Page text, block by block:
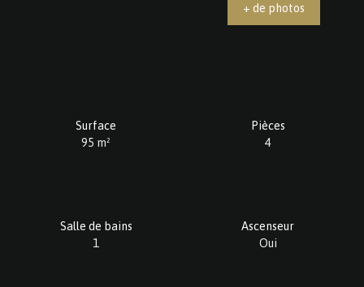
+ de photos
Surface
95 m²
Pièces
4
Salle de bains
1
Ascenseur
Oui